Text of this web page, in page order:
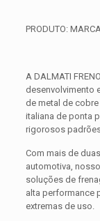
PRODUTO:
A DALMATI
desenvolvimento
de metal de
italiana de ponta
rigorosos
Com mais de
automotiva,
soluções de
alta performance
extremas de uso.